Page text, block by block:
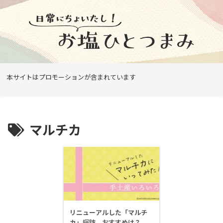
本サイトはプロモーションが含まれています
マルチカ
リニューアルした「マルチ